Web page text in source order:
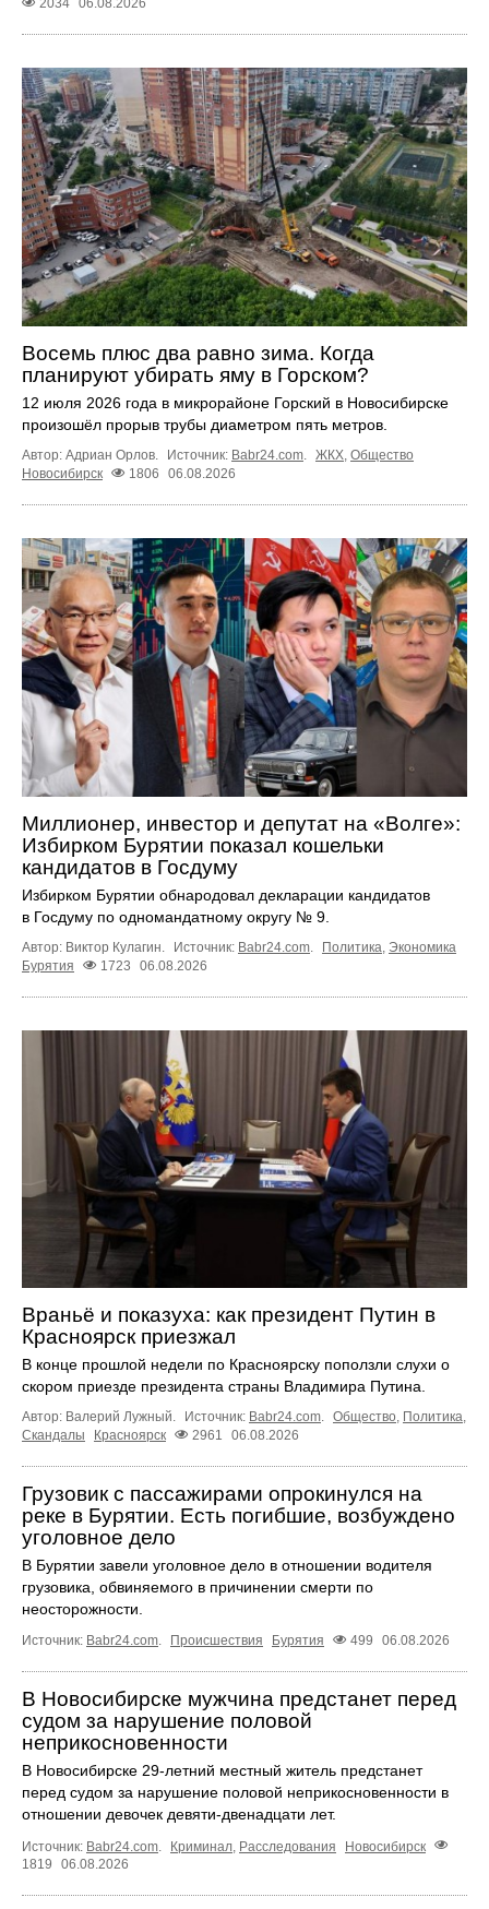
2034 06.08.2026
Восемь плюс два равно зима. Когда
планируют убирать яму в Горском?
12 июля 2026 года в микрорайоне Горский в Новосибирске
произошёл прорыв трубы диаметром пять метров.
Автор: Адриан Орлов. Источник: Babr24.com ЖКХ Общество
Новосибирск
1806 06.08.2026
Миллионер, инвестор и депутат на «Волге»:
Избирком Бурятии показал кошельки
кандидатов в Госдуму
Избирком Бурятии обнародовал декларации кандидатов
в Госдуму по одномандатному округу № 9.
Автор: Виктор Кулагин. Источник: Babr24.com Политика Экономика
Бурятия
1723 06.08.2026
Враньё и показуха: как президент Путин в
Красноярск приезжал
В конце прошлой недели по Красноярску поползли слухи о
скором приезде президента страны Владимира Путина.
Автор: Валерий Лужный. Источник: Babr24.com. Общество, Политика,
Скандалы
Красноярск 2961 06.08.2026
Грузовик с пассажирами опрокинулся на
реке в Бурятии. Есть погибшие, возбуждено
уголовное дело
В Бурятии завели уголовное дело в отношении водителя
грузовика, обвиняемого в причинении смерти по
неосторожности.
Источник: Babr24.com. Происшествия Бурятия 499 06.08.2026
В Новосибирске мужчина предстанет перед
судом за нарушение половой
неприкосновенности
В Новосибирске 29-летний местный житель предстанет
перед судом за нарушение половой неприкосновенности в
отношении девочек девяти-двенадцати лет.
Источник: Babr24.com Криминал Расследования
Новосибирск
1819
06.08.2026